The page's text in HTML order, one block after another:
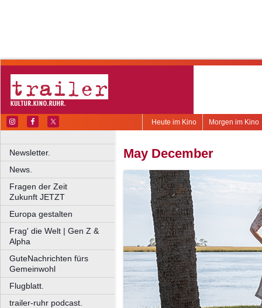
Morgen im Kino
Heute im Kino
Newsletter.
News.
Fragen der Zeit
Zukunft JETZT
Europa gestalten
Frag' die Welt | Gen Z &
Alpha
GuteNachrichten fürs
Gemeinwohl
Flugblatt.
trailer-ruhr podcast.
May December